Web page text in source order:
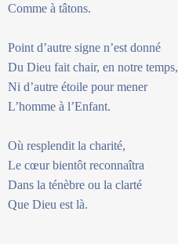
Comme à tâtons.
Point d’autre signe n’est donné
Du Dieu fait chair, en notre temps,
Ni d’autre étoile pour mener
L’homme à l’Enfant.
Où resplendit la charité,
Le cœur bientôt reconnaîtra
Dans la ténèbre ou la clarté
Que Dieu est là.